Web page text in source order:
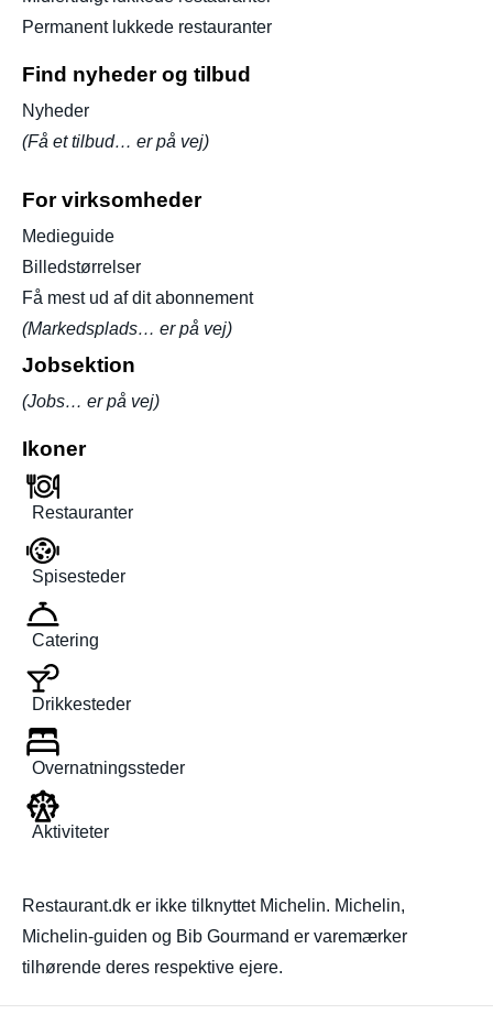
Permanent lukkede restauranter
Find nyheder og tilbud
Nyheder
(Få et tilbud… er på vej)
For virksomheder
Medieguide
Billedstørrelser
Få mest ud af dit abonnement
(Markedsplads… er på vej)
Jobsektion
(Jobs… er på vej)
Ikoner
Restauranter
Spisesteder
Catering
Drikkesteder
Overnatningssteder
Aktiviteter
Restaurant.dk er ikke tilknyttet Michelin. Michelin,
Michelin-guiden og Bib Gourmand er varemærker
tilhørende deres respektive ejere.